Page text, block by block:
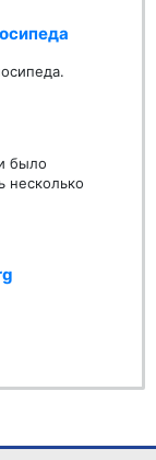
было
несколько